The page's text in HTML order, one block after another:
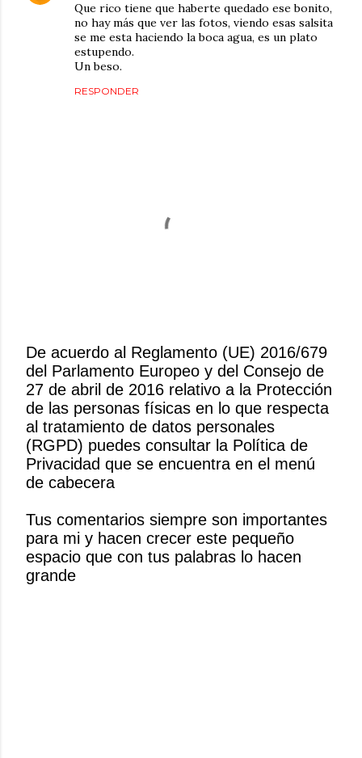
Que rico tiene que haberte quedado ese bonito,
no hay más que ver las fotos, viendo esas salsita
se me esta haciendo la boca agua, es un plato
estupendo.
Un beso.
RESPONDER
P
u
b
l
i
c
a
u
n
c
o
De acuerdo al Reglamento (UE) 2016/679
del Parlamento Europeo y del Consejo de
27 de abril de 2016 relativo a la Protección
de las personas físicas en lo que respecta
al tratamiento de datos personales
(RGPD) puedes consultar la Política de
Privacidad que se encuentra en el menú
de cabecera
Tus comentarios siempre son importantes
para mi y hacen crecer este pequeño
espacio que con tus palabras lo hacen
grande